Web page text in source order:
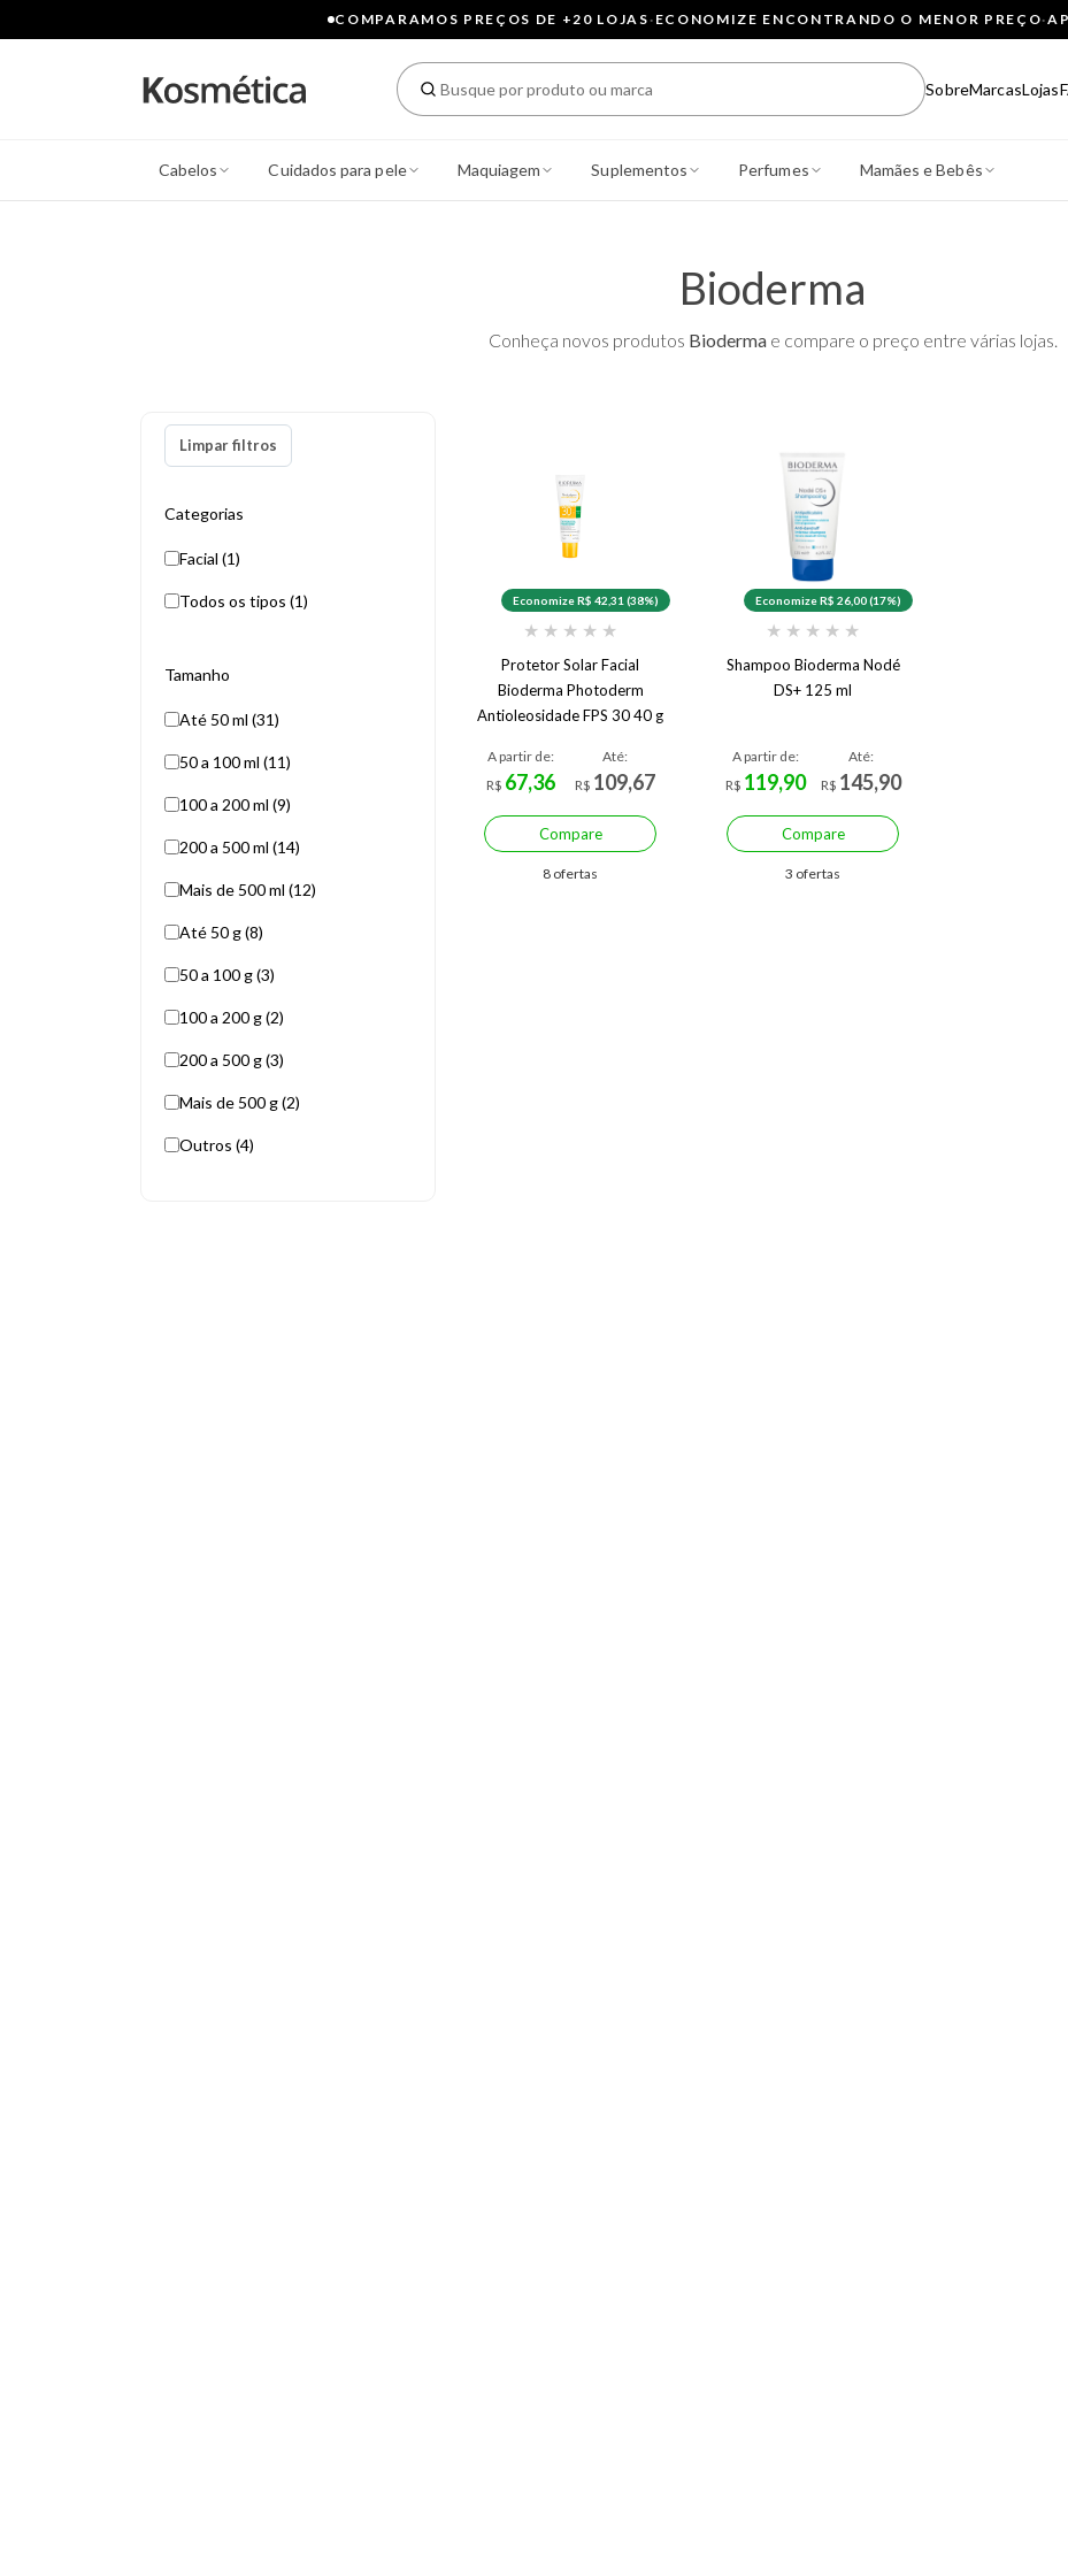
COMPARAMOS PREÇOS DE +20 LOJAS· ECONOMIZE ENCONTRANDO O MENOR PREÇO·
SobreMarcasLojas
Cabelos Cuidados para pele Maquiagem Suplementos Perfumes Mamães e Bebês
Bioderma
Conheça novos produtos Biodermae compare o preço entre várias lojas.
Limpar filtros
Categorias
Facial (1)
Todos os tipos (1)
Tamanho
Até 50 ml (31)
50 a 100 ml (11)
100 a 200 ml (9)
200 a 500 ml (14)
Mais de 500 ml (12)
Até 50 g (8)
50 a 100 g (3)
100 a 200 g (2)
200 a 500 g (3)
Mais de 500 g (2)
Outros (4)
Economize R$ 42,31 (38%)
★ ★ ★ ★ ★
Protetor Solar Facial
Bioderma Photoderm
Antioleosidade FPS 30 40 g
A partir de:
R$ 67,36
Até:
R$ 109,67
Compare
8 ofertas
Economize R$ 26,00 (17%)
★ ★ ★ ★ ★
Shampoo Bioderma Nodé
DS+ 125 ml
A partir de:
R$ 119,90
Até:
R$ 145,90
Compare
3 ofertas